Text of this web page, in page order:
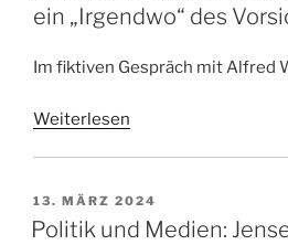
ein „Irgendwo“ des
Im fiktiven Gespräch mit Alfred
Weiterlesen
VERÖFFENTLICHT
AM
13. MÄRZ 2024
Politik und Medien: